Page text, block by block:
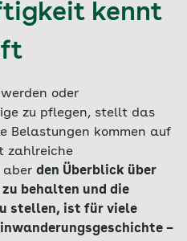
kennt
oder
zu pflegen, stellt das
Belastungen kommen auf
zahlreiche
aber den Überblick über
behalten und die
stellen, ist für viele
–